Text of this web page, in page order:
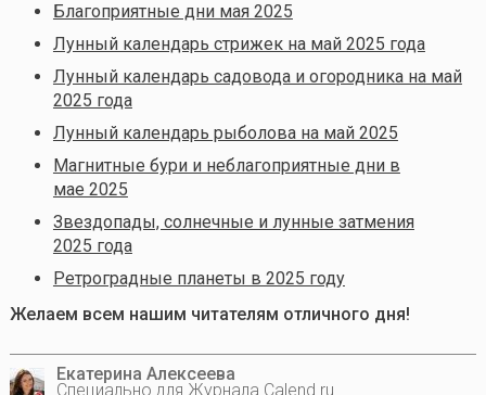
Благоприятные дни мая 2025
Лунный календарь стрижек на май 2025 года
Лунный календарь садовода и огородника на май
2025 года
Лунный календарь рыболова на май 2025
Магнитные бури и неблагоприятные дни в
мае 2025
Звездопады, солнечные и лунные затмения
2025 года
Ретроградные планеты в 2025 году
Желаем всем нашим читателям отличного дня!
Екатерина Алексеева
Специально для Журнала Calend.ru